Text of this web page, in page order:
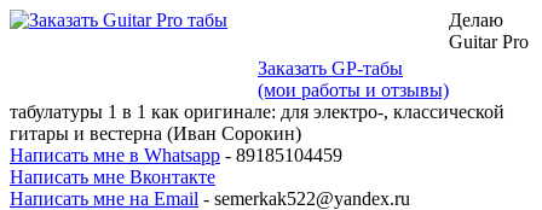
Заказать GP-табы
(мои работы и отзывы)
Делаю
Guitar Pro
табулатуры 1 в 1 как оригинале: для электро-, классической
гитары и вестерна (Иван Сорокин)
Написать мне в Whatsapp - 89185104459
Написать мне Вконтакте
Написать мне на Email - semerkak522@yandex.ru